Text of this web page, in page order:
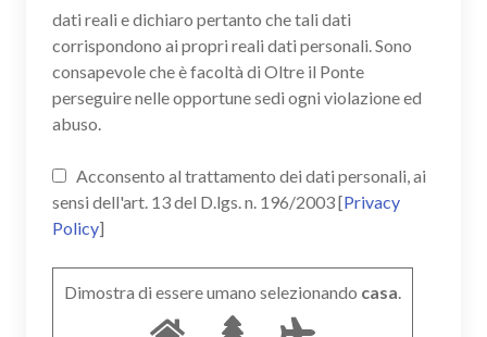
dati reali e dichiaro pertanto che tali dati
corrispondono ai propri reali dati personali. Sono
consapevole che è facoltà di Oltre il Ponte
perseguire nelle opportune sedi ogni violazione ed
abuso.
Acconsento al trattamento dei dati personali, ai
sensi dell'art. 13 del D.lgs. n. 196/2003 [Privacy
Policy]
Dimostra di essere umano selezionando casa.